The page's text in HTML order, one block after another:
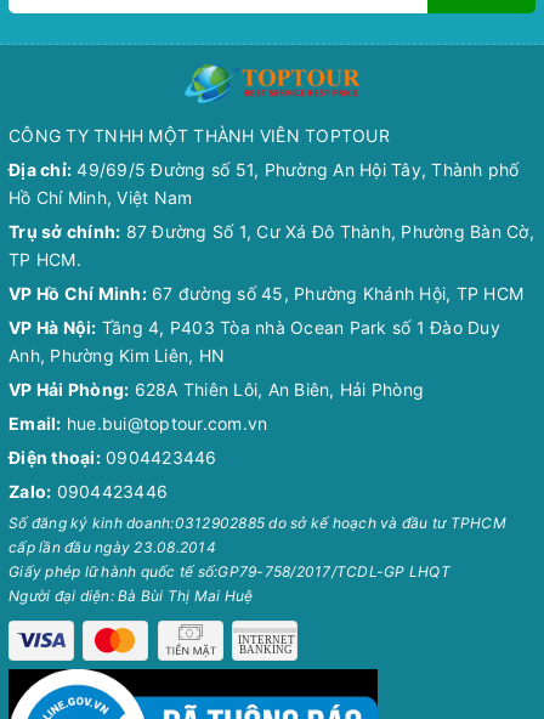
CÔNG TY TNHH MỘT THÀNH VIÊN TOPTOUR
Địa chỉ: 49/69/5 Đường số 51, Phường An Hội Tây, Thành phố
Hồ Chí Minh, Việt Nam
Trụ sở chính: 87 Đường Số 1, Cư Xá Đô Thành, Phường Bàn Cờ,
TP HCM.
VP Hồ Chí Minh: 67 đường số 45, Phường Khánh Hội, TP HCM
VP Hà Nội: Tầng 4, P403 Tòa nhà Ocean Park số 1 Đào Duy
Anh, Phường Kim Liên, HN
VP Hải Phòng: 628A Thiên Lôi, An Biên, Hải Phòng
Email: hue.bui@toptour.com.vn
Điện thoại: 0904423446
Zalo: 0904423446
Số đăng ký kinh doanh:0312902885 do sở kế hoạch và đầu tư TPHCM
cấp lần đầu ngày 23.08.2014
Giấy phép lữ hành quốc tế số:GP79-758/2017/TCDL-GP LHQT
Người đại diện: Bà Bùi Thị Mai Huệ